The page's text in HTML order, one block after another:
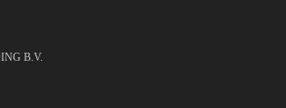
B.V.